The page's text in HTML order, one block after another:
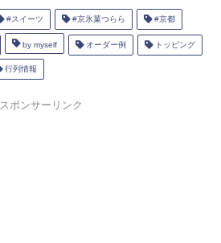
#スイーツ #京氷菓つらら #京都
by myself オーダー例 トッピング
行列情報
スポンサーリンク